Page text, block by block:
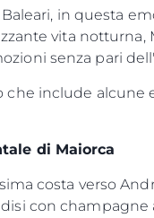
in questa
vita
senza pari
include
di Maiorca
costa verso
con